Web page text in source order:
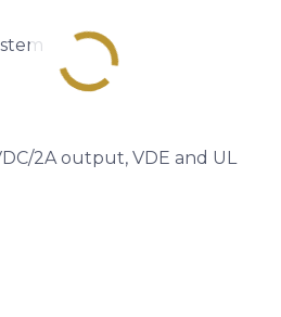
2A output, VDE and UL